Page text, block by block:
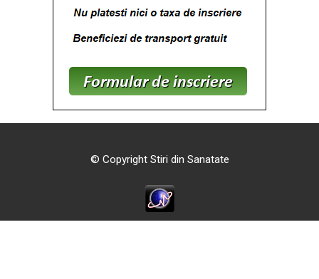
© Copyright Stiri din Sanatate